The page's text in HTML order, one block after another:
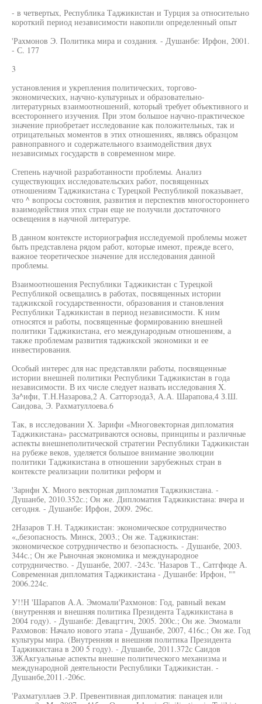
- в четвертых, Республика Таджикистан и Турция за относительно
короткий период независимости накопили определенный опыт
'Рахмонов Э. Политика мира и создания. - Душанбе: Ирфон, 2001.
- С. 177
3
установления и укрепления политических, торгово-
экономических, научно-культурных и образовательно-
литературных взаимоотношений, который требует объективного и
всестороннего изучения. При этом большое научно-практическое
значение приобретает исследование как положительных, так и
отрицательных моментов в этих отношениях, являясь образцом
равноправного и содержательного взаимодействия двух
независимых государств в современном мире.
Степень научной разработанности проблемы. Анализ
существующих исследовательских работ, посвященных
отношениям Таджикистана с Турецкой Республикой показывает,
что ^ вопросы состояния, развития и перспектив многостороннего
взаимодействия этих стран еще не получили достаточного
освещения в научной литературе.
В данном контексте историография исследуемой проблемы может
быть представлена рядом работ, которые имеют, прежде всего,
важное теоретическое значение для исследования данной
проблемы.
Взаимоотношения Республики Таджикистан с Турецкой
Республикой освещались в работах, посвященных истории
таджикской государственности, образования и становления
Республики Таджикистан в период независимости. К ним
относятся и работы, посвященные формированию внешней
политики Таджикистана, его международным отношениям, а
также проблемам развития таджикской экономики и ее
инвестирования.
Особый интерес для нас представляли работы, посвященные
истории внешней политики Республики Таджикистан в года
независимости. В их числе следует назвать исследования X.
За^ифи, Т.Н.Назарова,2 А. Сатторзода3, А.А. Шарапова,4 З.Ш.
Саидова, Э. Рахматуллоева.6
Так, в исследовании X. Зарифи «Многовекторная дипломатия
Таджикистана» рассматриваются основы, принципы и различные
аспекты внешнеполитической стратегии Республики Таджикистан
на рубеже веков, уделяется большое внимание эволюции
политики Таджикистана в отношении зарубежных стран в
контексте реализации политики реформ и
'Зарнфн X. Много векторная дипломатия Таджикистана. -
Душанбе, 2010.352с.; Он же. Дипломатия Таджикистана: вчера и
сегодня. - Душанбе: Ирфон, 2009. 296с.
2Назаров Т.Н. Таджикистан: экономическое сотрудничество
«„безопасность. Минск, 2003.; Он же. Таджикистан:
экономическое сотрудничество и безопасность. - Душанбе, 2003.
344с.; Он же Рыночная экономика и международное
сотрудничество. - Душанбе, 2007. -243с. 'Назаров Т., Сатгфюде А.
Современная дипломатия Таджикистана - Душанбе: Ирфон, ""
2006.224с.
У!!Н 'Шарапов А.А. Эмомали'Рахмонов: Год, равный векам
(внутренняя и внешняя политика Президента Таджикистана в
2004 году). - Душанбе: Девацггич, 2005. 200с.; Он же. Эмомали
Рахмовов: Начало нового этапа - Душанбе, 2007, 416с.; Он же. Год
культуры мира. (Внутренняя и внешняя политика Президента
Таджикистана в 200 5 году). - Душанбе, 2011.372с Саидов
ЗЖАкгуальные аспекты внешне политического механизма и
международной деятельности Республики Таджикистан. -
Душанбе,2011.-206с.
'Рахматуллаев Э.Р. Превентивная дипломатия: панацея или